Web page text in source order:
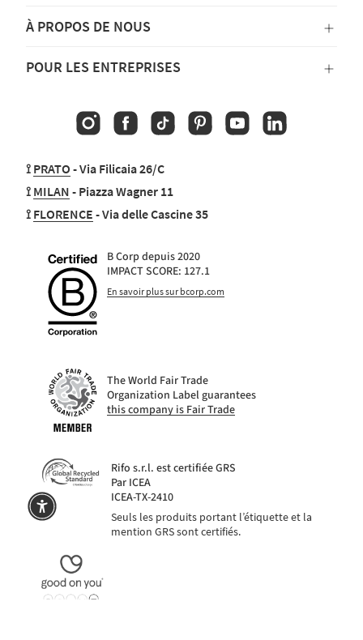
À PROPOS DE NOUS
POUR LES ENTREPRISES
InstagramFacebookTikTokPinterestYouTubeLinkedin
⟟ PRATO - Via Filicaia 26/C
⟟ MILAN - Piazza Wagner 11
⟟ FLORENCE - Via delle Cascine 35
B Corp depuis 2020
IMPACT SCORE: 127.1
En savoir plus sur bcorp.com
The World Fair Trade
Organization Label guarantees
this company is Fair Trade
Rifo s.r.l. est certifiée GRS
Par ICEA
ICEA-TX-2410
Seuls les produits portant l’étiquette et la
mention GRS sont certifiés.